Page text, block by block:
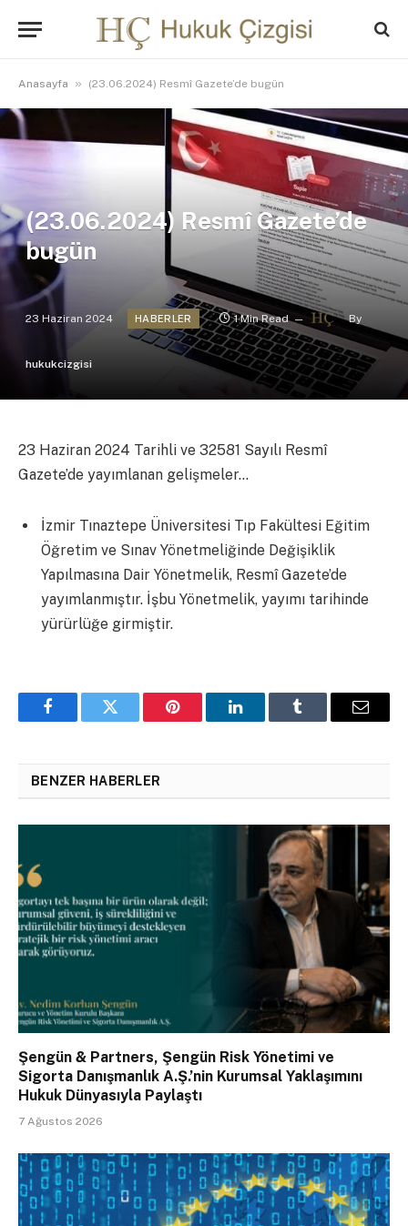
Anasayfa » (23.06.2024) Resmî Gazete’de bugün
(23.06.2024) Resmî Gazete’de
bugün
23 Haziran 2024 HABERLER 1 Min Read By
hukukcizgisi
23 Haziran 2024 Tarihli ve 32581 Sayılı Resmî
Gazete’de yayımlanan gelişmeler…
İzmir Tınaztepe Üniversitesi Tıp Fakültesi Eğitim
Öğretim ve Sınav Yönetmeliğinde Değişiklik
Yapılmasına Dair Yönetmelik, Resmî Gazete’de
yayımlanmıştır. İşbu Yönetmelik, yayımı tarihinde
yürürlüğe girmiştir.
FacebookTwitter Pinterest LinkedInTumblr Email
BENZER HABERLER
Şengün & Partners, Şengün Risk Yönetimi ve
Sigorta Danışmanlık A.Ş.’nin Kurumsal Yaklaşımını
Hukuk Dünyasıyla Paylaştı
7 Ağustos 2026